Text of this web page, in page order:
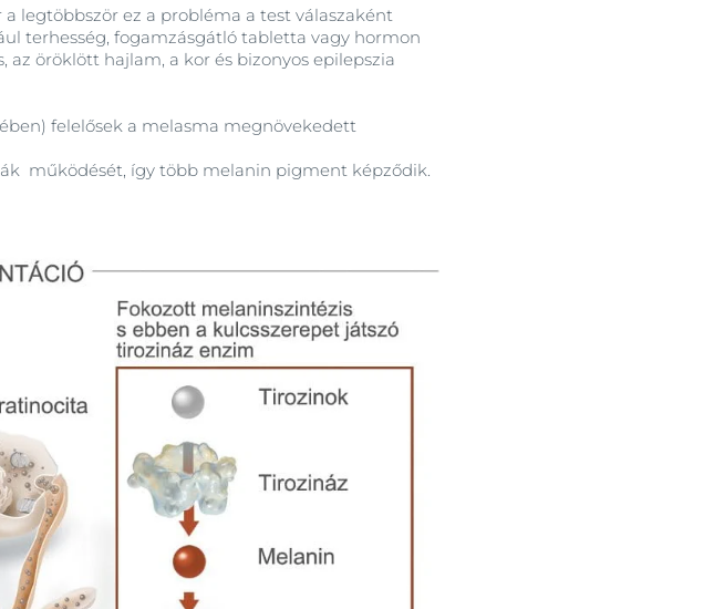
legtöbbször ez a probléma a test válaszaként
terhesség, fogamzásgátló tabletta vagy hormon
öröklött hajlam, a kor és bizonyos epilepszia
felelősek a melasma megnövekedett
működését, így több melanin pigment képződik.